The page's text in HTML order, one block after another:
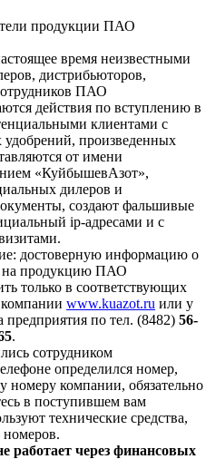
продукции ПАО
время неизвестными
дистрибьюторов,
ПАО
действия по вступлению в
клиентами с
произведенных
от имени
«КуйбышевАзот»,
дилеров и
создают фальшивые
ip-адресами и с
достоверную информацию о
на продукцию ПАО
только в соответствующих
www.kuazot.ru или у
предприятия по тел. (8482) 56-
.
сотрудником
определился номер,
компании, обязательно
в поступившем вам
технические средства,
через финансовых